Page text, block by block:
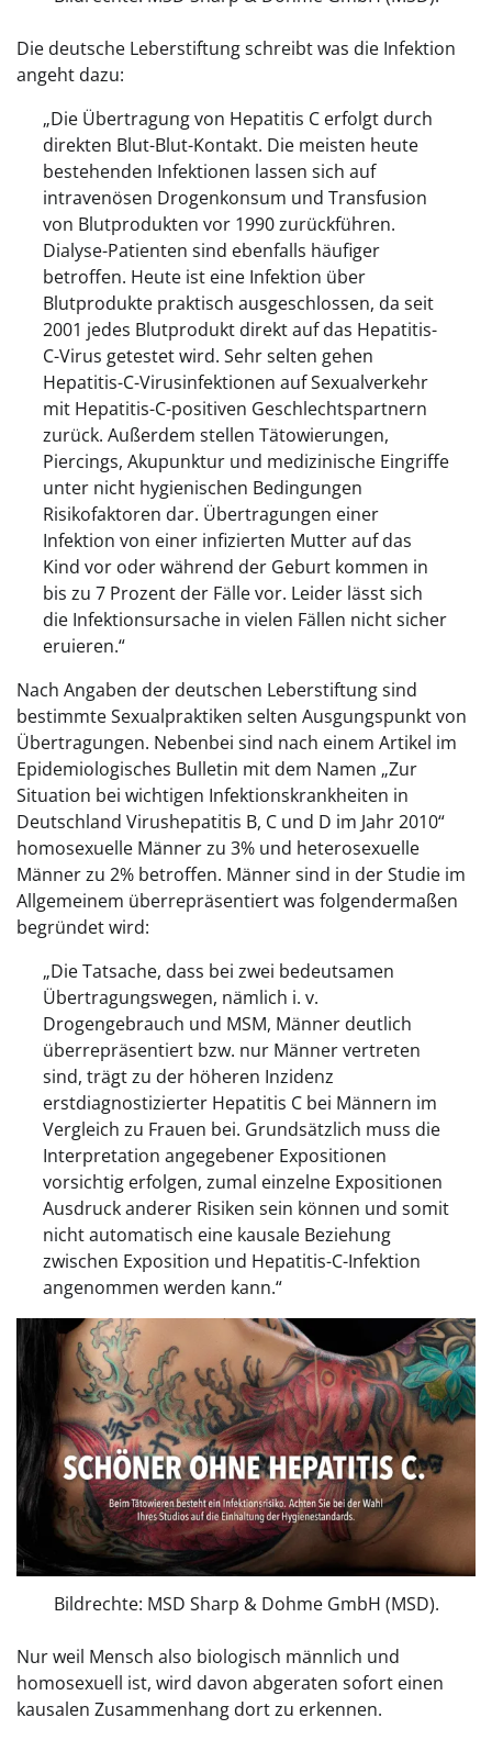
Die deutsche Leberstiftung schreibt was die Infektion
angeht dazu:
„Die Übertragung von Hepatitis C erfolgt durch
direkten Blut-Blut-Kontakt. Die meisten heute
bestehenden Infektionen lassen sich auf
intravenösen Drogenkonsum und Transfusion
von Blutprodukten vor 1990 zurückführen.
Dialyse-Patienten sind ebenfalls häufiger
betroffen. Heute ist eine Infektion über
Blutprodukte praktisch ausgeschlossen, da seit
2001 jedes Blutprodukt direkt auf das Hepatitis-
C-Virus getestet wird. Sehr selten gehen
Hepatitis-C-Virusinfektionen auf Sexualverkehr
mit Hepatitis-C-positiven Geschlechtspartnern
zurück. Außerdem stellen Tätowierungen,
Piercings, Akupunktur und medizinische Eingriffe
unter nicht hygienischen Bedingungen
Risikofaktoren dar. Übertragungen einer
Infektion von einer infizierten Mutter auf das
Kind vor oder während der Geburt kommen in
bis zu 7 Prozent der Fälle vor. Leider lässt sich
die Infektionsursache in vielen Fällen nicht sicher
eruieren.“
Nach Angaben der deutschen Leberstiftung sind
bestimmte Sexualpraktiken selten Ausgungspunkt von
Übertragungen. Nebenbei sind nach einem Artikel im
Epidemiologisches Bulletin mit dem Namen „Zur
Situation bei wichtigen Infektionskrankheiten in
Deutschland Virushepatitis B, C und D im Jahr 2010“
homosexuelle Männer zu 3% und heterosexuelle
Männer zu 2% betroffen. Männer sind in der Studie im
Allgemeinem überrepräsentiert was folgendermaßen
begründet wird:
„Die Tatsache, dass bei zwei bedeutsamen
Übertragungswegen, nämlich i. v.
Drogengebrauch und MSM, Männer deutlich
überrepräsentiert bzw. nur Männer vertreten
sind, trägt zu der höheren Inzidenz
erstdiagnostizierter Hepatitis C bei Männern im
Vergleich zu Frauen bei. Grundsätzlich muss die
Interpretation angegebener Expositionen
vorsichtig erfolgen, zumal einzelne Expositionen
Ausdruck anderer Risiken sein können und somit
nicht automatisch eine kausale Beziehung
zwischen Exposition und Hepatitis-C-Infektion
angenommen werden kann.“
Bildrechte: MSD Sharp & Dohme GmbH (MSD).
Nur weil Mensch also biologisch männlich und
homosexuell ist, wird davon abgeraten sofort einen
kausalen Zusammenhang dort zu erkennen.